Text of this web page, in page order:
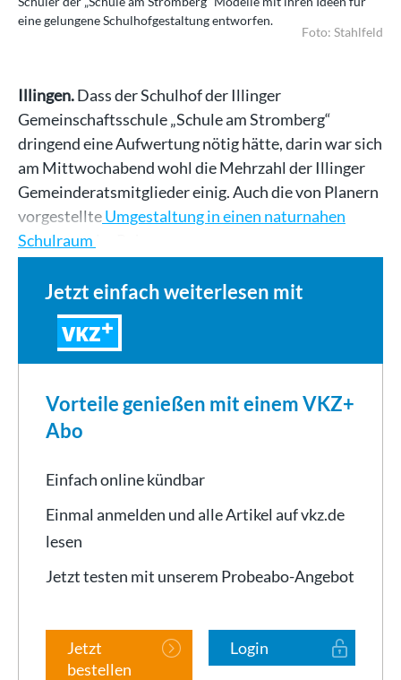
eine gelungene Schulhofgestaltung entworfen.
Foto: Stahlfeld
Illingen.Dass der Schulhof der Illinger
Gemeinschaftsschule „Schule am Stromberg“
dringend eine Aufwertung nötig hätte, darin war sich
am Mittwochabend wohl die Mehrzahl der Illinger
Gemeinderatsmitglieder einig. Auch die von Planern
vorgestellteUmgestaltung in einen naturnahen
Schulraum
Jetzt einfach weiterlesen mit
VKZ
Vorteile genießen mit einem VKZ+
Abo
Einfach online kündbar
Einmal anmelden und alle Artikel auf vkz.de
lesen
Jetzt testen mit unserem Probeabo-Angebot
Jetzt
bestellen
Login